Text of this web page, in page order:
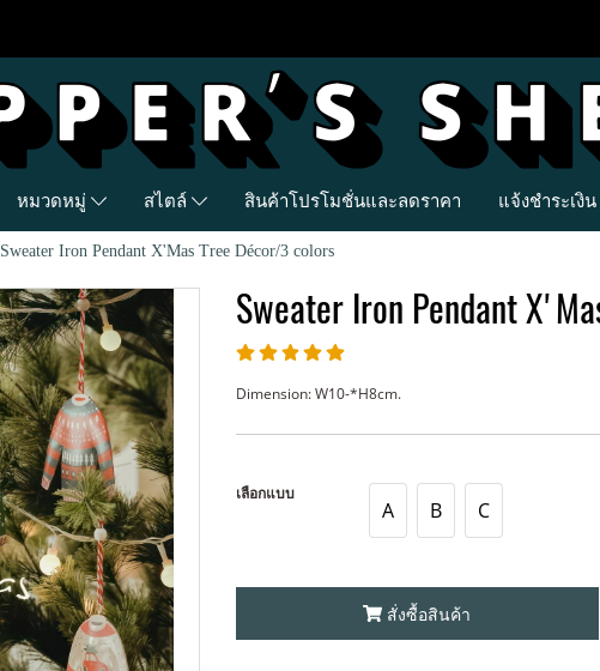
หมวดหมู่ สไตล์ สินค้าโปรโมชั่นและลดราคา แจ้งชำระเงิน
Sweater Iron Pendant X'Mas Tree Décor/3 colors
Sweater Iron Pendant
Dimension: W10-*H8cm.
เลือกแบบ
A B C
สั่งซื้อสินค้า